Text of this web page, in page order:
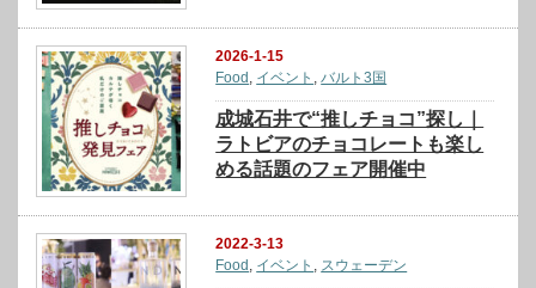
2026-1-15
Food , イベント ,バルト3国
成城石井で“推しチョコ”探し｜
ラトビアのチョコレートも楽し
める話題のフェア開催中
2022-3-13
Food イベント スウェーデン